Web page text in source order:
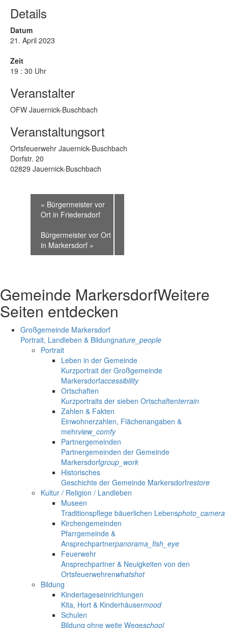
Details
Datum
21. April 2023
Zeit
19 : 30 Uhr
Veranstalter
OFW Jauernick-Buschbach
Veranstaltungsort
Ortsfeuerwehr Jauernick-Buschbach
Dorfstr. 20
02829 Jauernick-Buschbach
« Bürgermeister vor
Ort in Friedersdorf
Bürgermeister vor Ort
in Markersdorf »
Gemeinde MarkersdorfWeitere
Seiten entdecken
Großgemeinde Markersdorf
Portrait, Landleben & Bildungnature_people
Portrait
Leben in der Gemeinde
Kurzportrait der Großgemeinde
Markersdorfaccessibility
Ortschaften
Kurzportraits der sieben Ortschaftenterrain
Zahlen & Fakten
Einwohnerzahlen, Flächenangaben &
mehrview_comfy
Partnergemeinden
Partnergemeinden der Gemeinde
Markersdorfgroup_work
Historisches
Geschichte der Gemeinde Markersdorfrestore
Kultur / Religion / Landleben
Museen
Traditionspflege bäuerlichen Lebensphoto_camera
Kirchengemeinden
Pfarrgemeinde &
Ansprechpartnerpanorama_fish_eye
Feuerwehr
Ansprechpartner & Neuigkeiten von den
Ortsfeuerwehrenwhatshot
Bildung
Kindertageseinrichtungen
Kita, Hort & Kinderhäusermood
Schulen
Bildung ohne weite Wegeschool